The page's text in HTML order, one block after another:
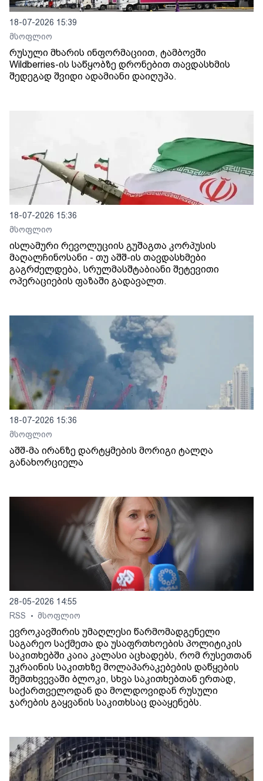
18-07-2026 15:39
მსოფლიო
რუსული მხარის ინფორმაციით, ტამბოვში
Wildberries-ის საწყობზე დრონებით თავდასხმის
შედეგად შვიდი ადამიანი დაიღუპა.
18-07-2026 15:36
მსოფლიო
ისლამური რევოლუციის გუშაგთა კორპუსის
მაღალჩინოსანი - თუ აშშ-ის თავდასხმები
გაგრძელდება, სრულმასშტაბიანი შეტევითი
ოპერაციების ფაზაში გადავალთ.
18-07-2026 15:36
მსოფლიო
აშშ-მა ირანზე დარტყმების მორიგი ტალღა
განახორციელა
28-05-2026 14:55
RSS
• მსოფლიო
ევროკავშირის უმაღლესი წარმომადგენელი
საგარეო საქმეთა და უსაფრთხოების პოლიტიკის
საკითხებში კაია კალასი აცხადებს, რომ რუსეთთან
უკრაინის საკითხზე მოლაპარაკებების დაწყების
შემთხვევაში ბლოკი, სხვა საკითხებთან ერთად,
საქართველოდან და მოლდოვიდან რუსული
ჯარების გაყვანის საკითხსაც დააყენებს.